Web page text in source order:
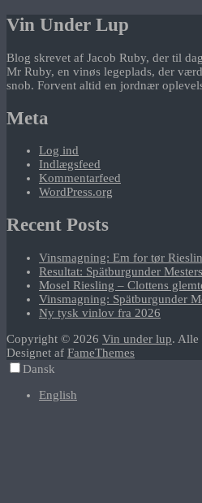
Vin Under Lup
Blog skrevet af Jacob Ruby, der til
Mr Ruby, en vinøs legeplads, der
snob. Forvent altid en jordnær
Meta
Log ind
Indlægsfeed
Kommentarfeed
WordPress.org
Recent Posts
Vinsmagning: Em for tør
Resultat: Spätburgunder
Mosel Riesling – Clottens
Vinsmagning: Spätburgunder
Ny tysk vinlov fra 2026
Copyright © 2026 Vin under lup. Alle
Designet af FameThemes
Dansk
English